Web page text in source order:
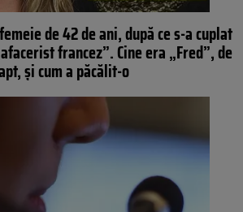
de 42 de ani, după ce s-a cuplat
francez”. Cine era „Fred”, de
și cum a păcălit-o